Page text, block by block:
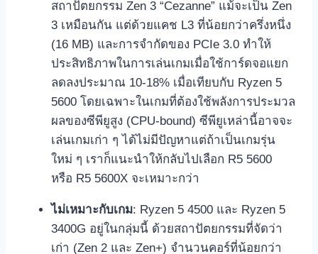
สถาปัตยกรรม Zen 3 “Cezanne” แม้จะเป็น Zen
3 เหมือนกัน แต่ด้วยแคช L3 ที่น้อยกว่าครึ่งหนึ่ง
(16 MB) และการจำกัดของ PCIe 3.0 ทำให้
ประสิทธิภาพในการเล่นเกมเมื่อใช้การ์ดจอแยก
ลดลงประมาณ 10-18% เมื่อเทียบกับ Ryzen 5
5600 โดยเฉพาะในเกมที่ต้องใช้พลังการประมวล
ผลของซีพียูสูง (CPU-bound) ซีพียูเหล่านี้อาจจะ
เล่นเกมเก่า ๆ ได้ไม่มีปัญหาแต่ถ้าเป็นเกมรุ่น
ใหม่ ๆ เราก็แนะนำให้กลับไปเลือก R5 5600
หรือ R5 5600X จะเหมาะกว่า
ไม่เหมาะกับเกม: Ryzen 5 4500 และ Ryzen 5
3400G อยู่ในกลุ่มนี้ ด้วยสถาปัตยกรรมที่จัดว่า
เก่า (Zen 2 และ Zen+) จำนวนคอร์ที่น้อยกว่า